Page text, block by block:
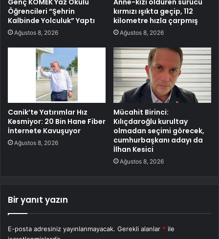
Genç KOMEK Yaz Okulu
Öğrencileri “Şehrin
Kalbinde Yolculuk” Yaptı
Ağustos 8, 2026
Anne-kızı öldüren sürücü
kırmızı ışıkta geçip, 112
kilometre hızla çarpmış
Ağustos 8, 2026
Canik’te Yatırımlar Hız
Kesmiyor: 20 Bin Hane Fiber
İnternete Kavuşuyor
Ağustos 8, 2026
Mücahit Birinci:
Kılıçdaroğlu kurultay
olmadan seçimi görecek,
cumhurbaşkanı adayı da
İlhan Kesici
Ağustos 8, 2026
Bir yanıt yazın
E-posta adresiniz yayınlanmayacak. Gerekli alanlar * ile